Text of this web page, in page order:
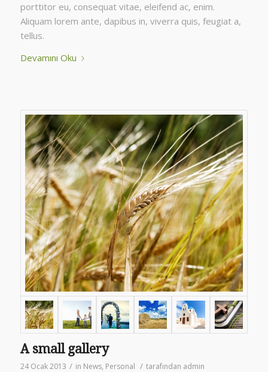
porttitor eu, consequat vitae, eleifend ac, enim.
Aliquam lorem ante, dapibus in, viverra quis, feugiat a,
tellus.
Devamını Oku
A small gallery
24 Ocak 2013 / in News, Personal / tarafından admin